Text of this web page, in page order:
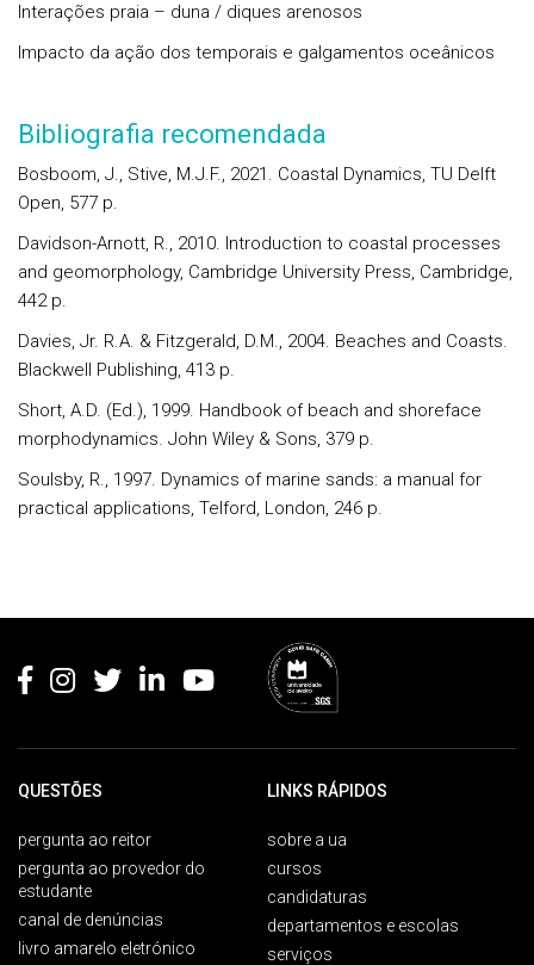
Interações praia – duna / diques arenosos
Impacto da ação dos temporais e galgamentos oceânicos
Bibliografia recomendada
Bosboom, J., Stive, M.J.F., 2021. Coastal Dynamics, TU Delft
Open, 577 p.
Davidson-Arnott, R., 2010. Introduction to coastal processes
and geomorphology, Cambridge University Press, Cambridge,
442 p.
Davies, Jr. R.A. & Fitzgerald, D.M., 2004. Beaches and Coasts.
Blackwell Publishing, 413 p.
Short, A.D. (Ed.), 1999. Handbook of beach and shoreface
morphodynamics. John Wiley & Sons, 379 p.
Soulsby, R., 1997. Dynamics of marine sands: a manual for
practical applications, Telford, London, 246 p.
QUESTÕES
pergunta ao reitor
pergunta ao provedor do
estudante
canal de denúncias
livro amarelo eletrónico
LINKS RÁPIDOS
sobre a ua
cursos
candidaturas
departamentos e escolas
serviços